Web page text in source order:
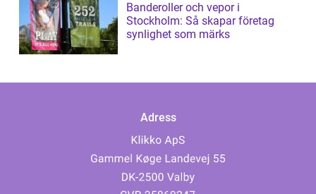
Banderoller och vepor i
Stockholm: Så skapar företag
synlighet som märks
Adress